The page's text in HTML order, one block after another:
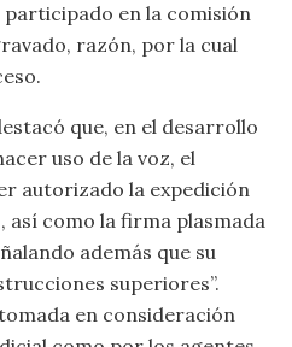
en la comisión
razón, por la cual
que, en el desarrollo
uso de la voz, el
autorizado la expedición
así como la firma plasmada
además que su
superiores”.
en consideración